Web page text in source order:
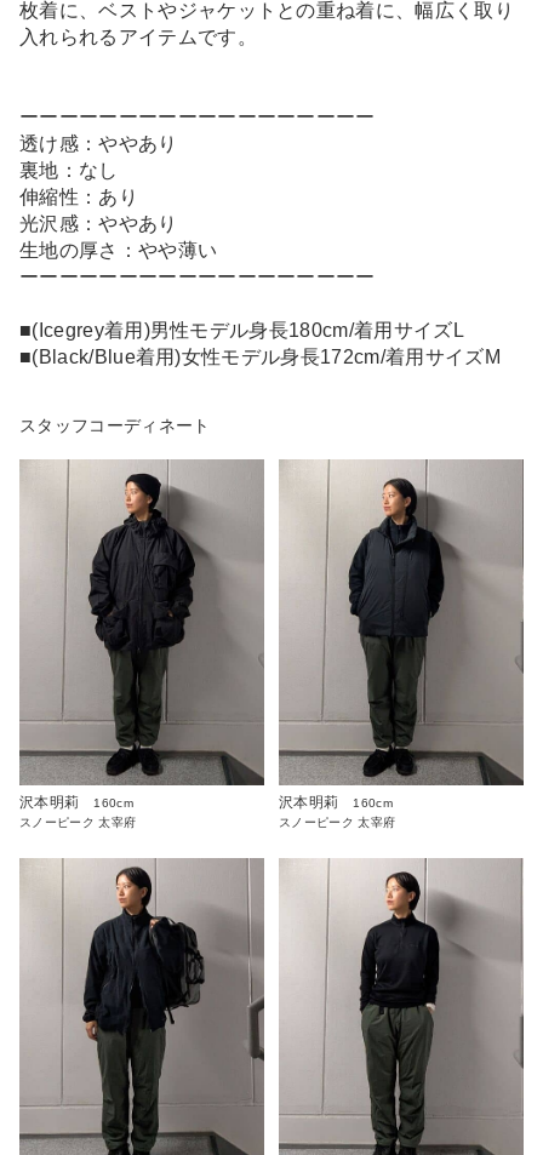
枚着に、ベストやジャケットとの重ね着に、幅広く取り
入れられるアイテムです。
ーーーーーーーーーーーーーーーーーー
透け感：ややあり
裏地：なし
伸縮性：あり
光沢感：ややあり
生地の厚さ：やや薄い
ーーーーーーーーーーーーーーーーーー
■(Icegrey着用)男性モデル身長180cm/着用サイズL
■(Black/Blue着用)女性モデル身長172cm/着用サイズM
スタッフコーディネート
沢本明莉
160cm
スノーピーク 太宰府
沢本明莉
160cm
スノーピーク 太宰府